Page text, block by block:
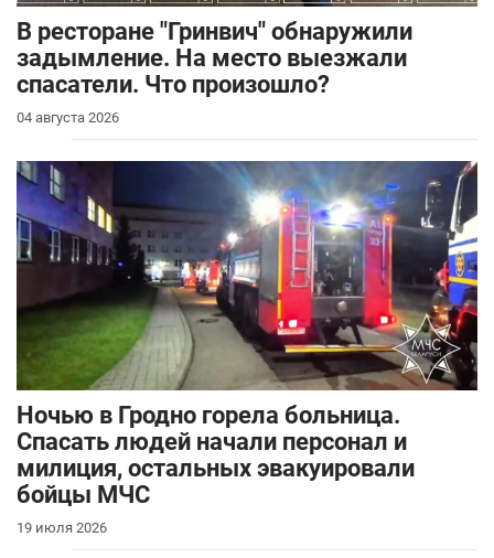
В ресторане "Гринвич" обнаружили
задымление. На место выезжали
спасатели. Что произошло?
04 августа 2026
Ночью в Гродно горела больница.
Спасать людей начали персонал и
милиция, остальных эвакуировали
бойцы МЧС
19 июля 2026